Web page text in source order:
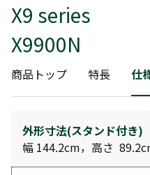
X9 series
X9900N
商品トップ 特長 仕
外形寸法(スタンド付
幅 144.2cm，高さ